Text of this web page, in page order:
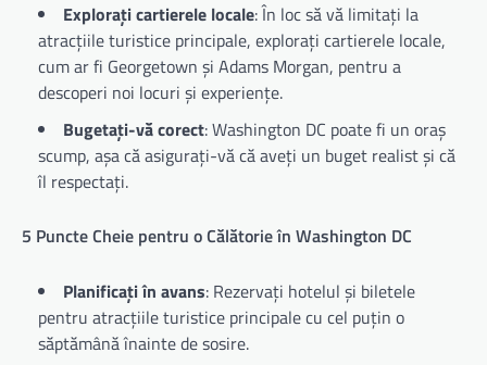
Explorați cartierele locale: În loc să vă limitați la
atracțiile turistice principale, explorați cartierele locale,
cum ar fi Georgetown și Adams Morgan, pentru a
descoperi noi locuri și experiențe.
Bugetați-vă corect: Washington DC poate fi un oraș
scump, așa că asigurați-vă că aveți un buget realist și că
îl respectați.
5 Puncte Cheie pentru o Călătorie în Washington DC
Planificați în avans: Rezervați hotelul și biletele
pentru atracțiile turistice principale cu cel puțin o
săptămână înainte de sosire.